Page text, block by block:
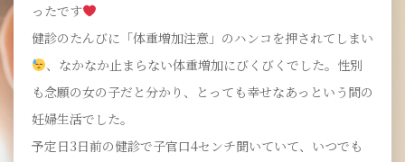
ったです
健診のたんびに「体重増加注意」のハンコを押されてしまい
、なかなか止まらない体重増加にびくびくでした。性別
も念願の女の子だと分かり、とっても幸せなあっという間の
妊婦生活でした。
予定日3日前の健診で子官口4センチ聞いていて、いつでも